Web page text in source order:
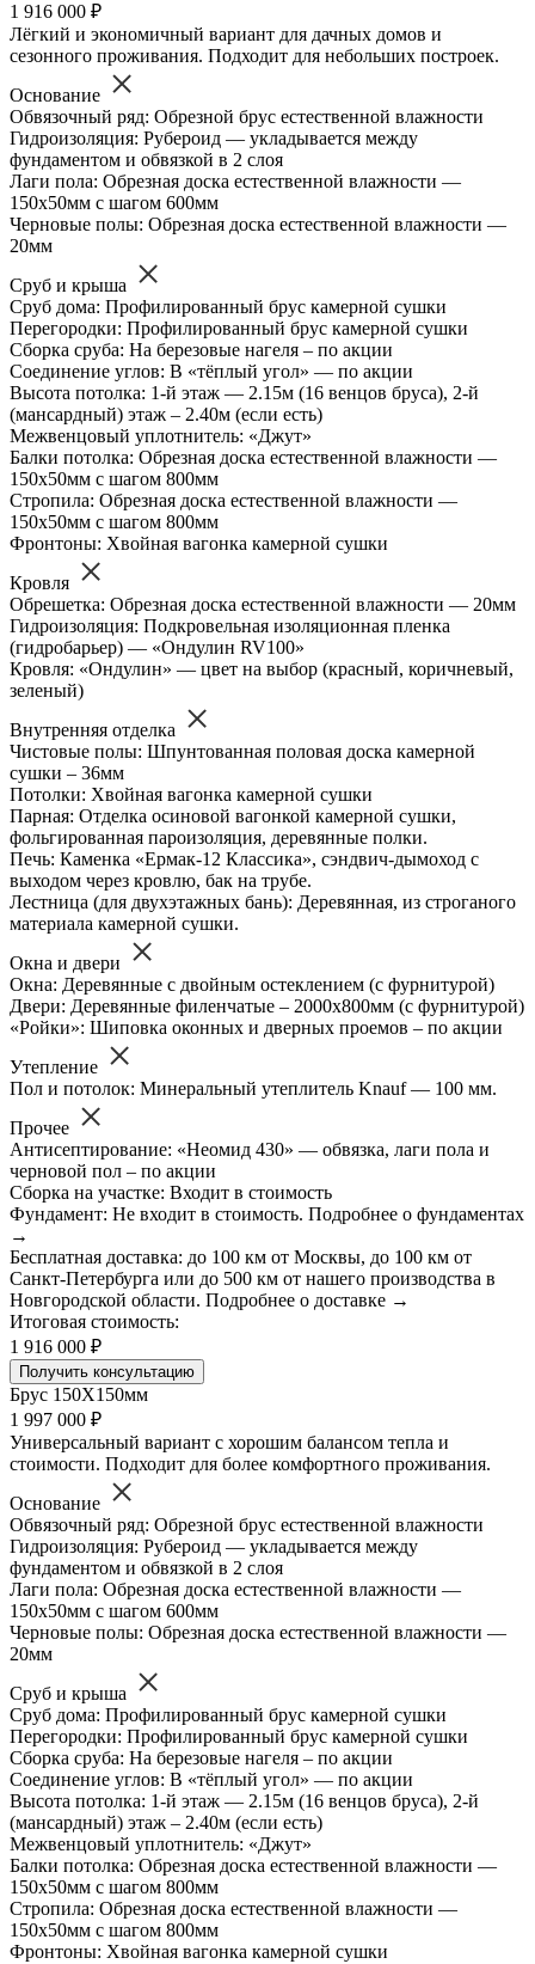
1 916 000 ₽
Лёгкий и экономичный вариант для дачных домов и
сезонного проживания. Подходит для небольших построек.
Основание
Обвязочный ряд: Обрезной брус естественной влажности
Гидроизоляция: Рубероид — укладывается между
фундаментом и обвязкой в 2 слоя
Лаги пола: Обрезная доска естественной влажности —
150х50мм с шагом 600мм
Черновые полы: Обрезная доска естественной влажности —
20мм
Сруб и крыша
Сруб дома: Профилированный брус камерной сушки
Перегородки: Профилированный брус камерной сушки
Сборка сруба: На березовые нагеля – по акции
Соединение углов: В «тёплый угол» — по акции
Высота потолка: 1-й этаж — 2.15м (16 венцов бруса), 2-й
(мансардный) этаж – 2.40м (если есть)
Межвенцовый уплотнитель: «Джут»
Балки потолка: Обрезная доска естественной влажности —
150х50мм с шагом 800мм
Стропила: Обрезная доска естественной влажности —
150х50мм с шагом 800мм
Фронтоны: Хвойная вагонка камерной сушки
Кровля
Обрешетка: Обрезная доска естественной влажности — 20мм
Гидроизоляция: Подкровельная изоляционная пленка
(гидробарьер) — «Ондулин RV100»
Кровля: «Ондулин» — цвет на выбор (красный, коричневый,
зеленый)
Внутренняя отделка
Чистовые полы: Шпунтованная половая доска камерной
сушки – 36мм
Потолки: Хвойная вагонка камерной сушки
Парная: Отделка осиновой вагонкой камерной сушки,
фольгированная пароизоляция, деревянные полки.
Печь: Каменка «Ермак-12 Классика», сэндвич-дымоход с
выходом через кровлю, бак на трубе.
Лестница (для двухэтажных бань): Деревянная, из строганого
материала камерной сушки.
Окна и двери
Окна: Деревянные с двойным остеклением (с фурнитурой)
Двери: Деревянные филенчатые – 2000х800мм (с фурнитурой)
«Ройки»: Шиповка оконных и дверных проемов – по акции
Утепление
Пол и потолок: Минеральный утеплитель Knauf — 100 мм.
Прочее
Антисептирование: «Неомид 430» — обвязка, лаги пола и
черновой пол – по акции
Сборка на участке: Входит в стоимость
Фундамент: Не входит в стоимость. Подробнее о фундаментах
→
Бесплатная доставка: до 100 км от Москвы, до 100 км от
Санкт-Петербурга или до 500 км от нашего производства в
Новгородской области. Подробнее о доставке →
Итоговая стоимость:
1 916 000 ₽
Получить консультацию
Брус 150Х150мм
1 997 000 ₽
Универсальный вариант с хорошим балансом тепла и
стоимости. Подходит для более комфортного проживания.
Основание
Обвязочный ряд: Обрезной брус естественной влажности
Гидроизоляция: Рубероид — укладывается между
фундаментом и обвязкой в 2 слоя
Лаги пола: Обрезная доска естественной влажности —
150х50мм с шагом 600мм
Черновые полы: Обрезная доска естественной влажности —
20мм
Сруб и крыша
Сруб дома: Профилированный брус камерной сушки
Перегородки: Профилированный брус камерной сушки
Сборка сруба: На березовые нагеля – по акции
Соединение углов: В «тёплый угол» — по акции
Высота потолка: 1-й этаж — 2.15м (16 венцов бруса), 2-й
(мансардный) этаж – 2.40м (если есть)
Межвенцовый уплотнитель: «Джут»
Балки потолка: Обрезная доска естественной влажности —
150х50мм с шагом 800мм
Стропила: Обрезная доска естественной влажности —
150х50мм с шагом 800мм
Фронтоны: Хвойная вагонка камерной сушки